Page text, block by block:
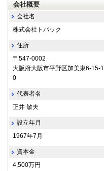
会社概要
会社名
株式会社トパック
住所
〒547-0002
大阪府大阪市平野区加美東6-15-1
0
代表者名
正井 敏夫
設立年月
1967年7月
資本金
4,500万円